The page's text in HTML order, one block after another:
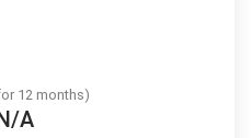
12 months)
A